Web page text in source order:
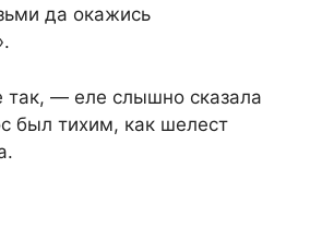
да окажись
так, — еле слышно сказала
был тихим, как шелест